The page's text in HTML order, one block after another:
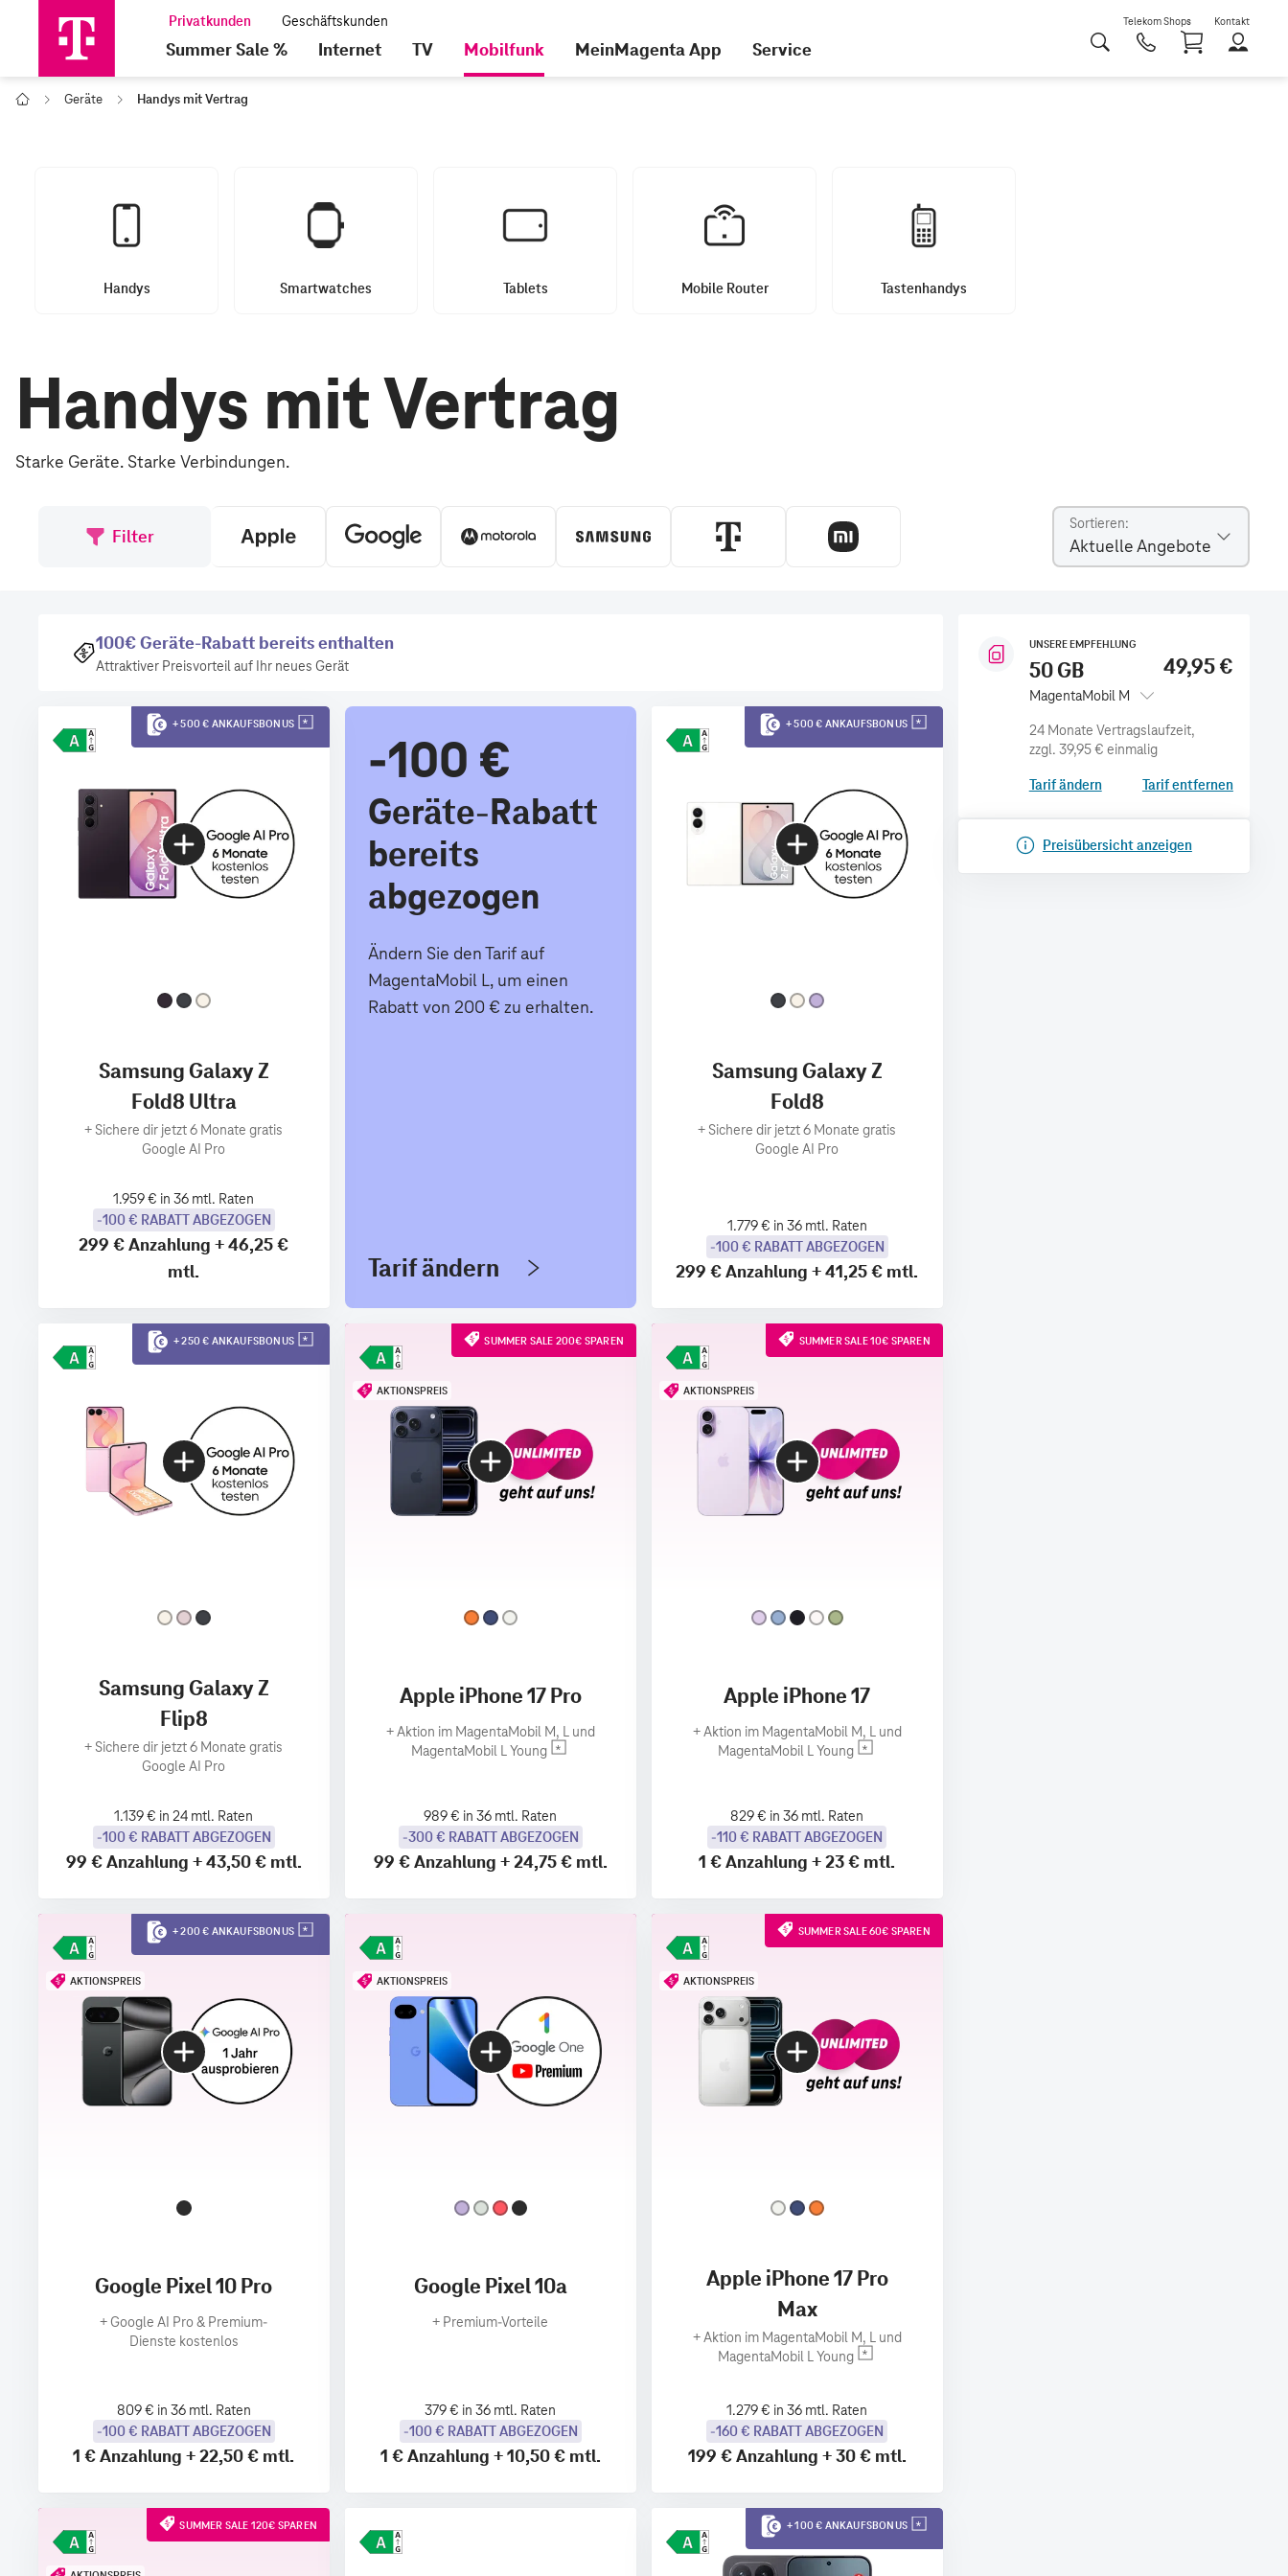
Telekom Shops Kontakt
Summer Sale % Internet TV Mobilfunk MeinMagenta App Service
Home Geräte Handys mit Vertrag
Handys Smartwatches Tablets Mobile Router Tastenhandys
Handys mit Vertrag
Starke Geräte. Starke Verbindungen.
Filter
Sortieren
Aktuelle Angebote
100€ Geräte-Rabatt bereits enthalten
Attraktiver Preisvorteil auf Ihr neues Gerät
+ 500 € ANKAUFSBONUS
Samsung Galaxy Z
Fold8 Ultra
+Sichere dir jetzt 6 Monate gratis
Google AI Pro
1.959 € in 36 mtl. Raten
-100 € RABATT ABGEZOGEN
299 €Anzahlung +46,25 €
mtl.
-100 €
Geräte-Rabatt
bereits
abgezogen
Ändern Sie den Tarif auf
MagentaMobil L, um einen
Rabatt von 200 € zu erhalten.
Tarif ändern
+ 500 € ANKAUFSBONUS
Samsung Galaxy Z
Fold8
+Sichere dir jetzt 6 Monate gratis
Google AI Pro
1.779 € in 36 mtl. Raten
-100 € RABATT ABGEZOGEN
299 €Anzahlung +41,25 € mtl.
+ 250 € ANKAUFSBONUS
Samsung Galaxy Z
Flip8
+Sichere dir jetzt 6 Monate gratis
Google AI Pro
1.139 € in 24 mtl. Raten
-100 € RABATT ABGEZOGEN
99 €Anzahlung +43,50 € mtl.
SUMMER SALE 200€ SPAREN
AKTIONSPREIS
Apple iPhone 17 Pro
+Aktion im MagentaMobil M, L und
MagentaMobil L Young
989 € in 36 mtl. Raten
-300 € RABATT ABGEZOGEN
99 €Anzahlung +24,75 € mtl.
SUMMER SALE 10€ SPAREN
AKTIONSPREIS
Apple iPhone 17
+Aktion im MagentaMobil M, L und
MagentaMobil L Young
829 € in 36 mtl. Raten
-110 € RABATT ABGEZOGEN
1 €Anzahlung +23 € mtl.
+ 200 € ANKAUFSBONUS
AKTIONSPREIS
Google Pixel 10 Pro
+Google AI Pro & Premium-
Dienste kostenlos
809 € in 36 mtl. Raten
-100 € RABATT ABGEZOGEN
1 €Anzahlung +22,50 € mtl.
AKTIONSPREIS
Google Pixel 10a
+ Premium‑Vorteile
379 € in 36 mtl. Raten
-100 € RABATT ABGEZOGEN
1 €Anzahlung +10,50 € mtl.
SUMMER SALE 60€ SPAREN
AKTIONSPREIS
Apple iPhone 17 Pro
Max
+Aktion im MagentaMobil M, L und
MagentaMobil L Young
1.279 € in 36 mtl. Raten
-160 € RABATT ABGEZOGEN
199 €Anzahlung +30 € mtl.
SUMMER SALE 120€ SPAREN + 100 € ANKAUFSBONUS
UNSERE EMPFEHLUNG
50 GB
MagentaMobil M
49,95 €
zzgl. 39,95 € einmalig
Tarif ändern Tarif entfernen
Preisübersicht anzeigen